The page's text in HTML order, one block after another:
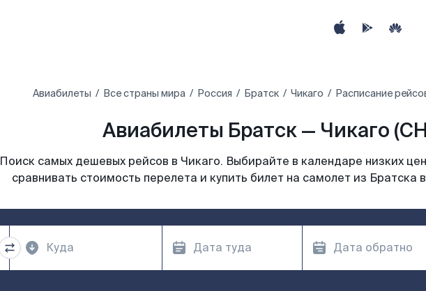
Авиабилеты Все страны мира Россия Братск Чикаго Расписание
Авиабилеты Братск — Чикаго
Поиск самых дешевых рейсов в Чикаго. Выбирайте в календаре низких
сравнивать стоимость перелета и купить билет на самолет из Братска